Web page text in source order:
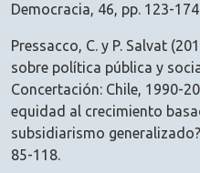
Democracia, 46, pp. 123-
Pressacco, C. y P. Salvat
sobre política pública y
Concertación: Chile, 1990-
equidad al crecimiento
subsidiarismo
85-118.